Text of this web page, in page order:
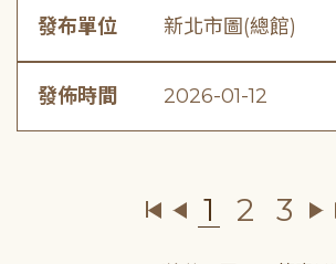
發布單位 新北市圖(總館)
發佈時間 2026-01-12
1 2 3